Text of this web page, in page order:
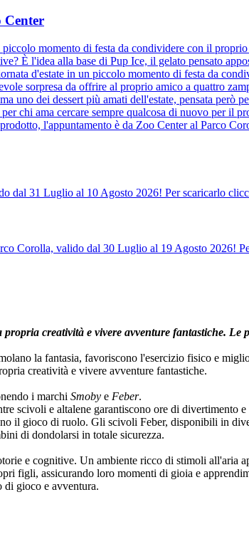
Center
momento di festa da condividere con il
È l'idea alla base di Pup Ice, il gelato pensato
d'estate in un piccolo momento di festa da
sorpresa da offrire al proprio amico a quattro
uno dei dessert più amati dell'estate, pensata
chi ama cercare sempre qualcosa di nuovo per il
l'appuntamento è da Zoo Center al Parco
dal 31 Luglio al 10 Agosto 2026! Per scaricarlo
Corolla, valido dal 30 Luglio al 19 Agosto 2026!
creatività e vivere avventure fantastiche. Le
la fantasia, favoriscono l'esercizio fisico e
creatività e vivere avventure fantastiche.
i marchi Smoby e Feber.
scivoli e altalene garantiscono ore di divertimento
il gioco di ruolo. Gli scivoli Feber, disponibili in
di dondolarsi in totale sicurezza.
e cognitive. Un ambiente ricco di stimoli all'aria
figli, assicurando loro momenti di gioia e
di gioco e avventura.